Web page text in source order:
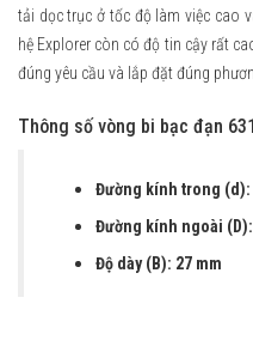
tải dọc trục ở tốc độ làm việc cao
hệ Explorer còn có độ tin cậy rất
đúng yêu cầu và lắp đặt đúng
Thông số vòng bi bạc đạn
Đường kính trong (d):
Đường kính ngoài (D):
Độ dày (B): 27 mm